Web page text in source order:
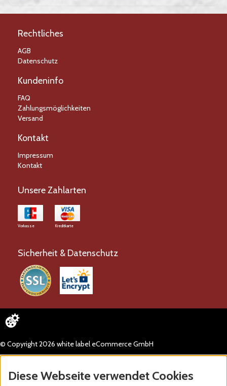
Rechtliches
AGB
Datenschutz
Kundeninfo
FAQ
Zahlungsmöglichkeiten
Versand
Kontakt
Impressum
Kontakt
Unsere Zahlarten
Vorkasse Kreditkarte
Sicherheit & Datenschutz
© Copyright 2026 white label eCommerce GmbH
Diese Webseite verwendet Cookies